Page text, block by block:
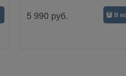
5 990 руб. В